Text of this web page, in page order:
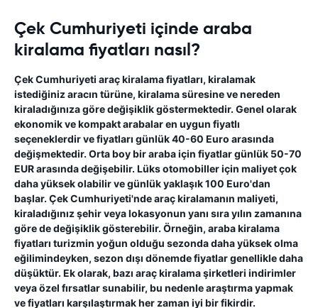
Çek Cumhuriyeti içinde araba
kiralama fiyatları nasıl?
Çek Cumhuriyeti araç kiralama fiyatları, kiralamak
istediğiniz aracın türüne, kiralama süresine ve nereden
kiraladığınıza göre değişiklik göstermektedir. Genel olarak
ekonomik ve kompakt arabalar en uygun fiyatlı
seçeneklerdir ve fiyatları günlük 40-60 Euro arasında
değişmektedir. Orta boy bir araba için fiyatlar günlük 50-70
EUR arasında değişebilir. Lüks otomobiller için maliyet çok
daha yüksek olabilir ve günlük yaklaşık 100 Euro'dan
başlar. Çek Cumhuriyeti'nde araç kiralamanın maliyeti,
kiraladığınız şehir veya lokasyonun yanı sıra yılın zamanına
göre de değişiklik gösterebilir. Örneğin, araba kiralama
fiyatları turizmin yoğun olduğu sezonda daha yüksek olma
eğilimindeyken, sezon dışı dönemde fiyatlar genellikle daha
düşüktür. Ek olarak, bazı araç kiralama şirketleri indirimler
veya özel fırsatlar sunabilir, bu nedenle araştırma yapmak
ve fiyatları karşılaştırmak her zaman iyi bir fikirdir.